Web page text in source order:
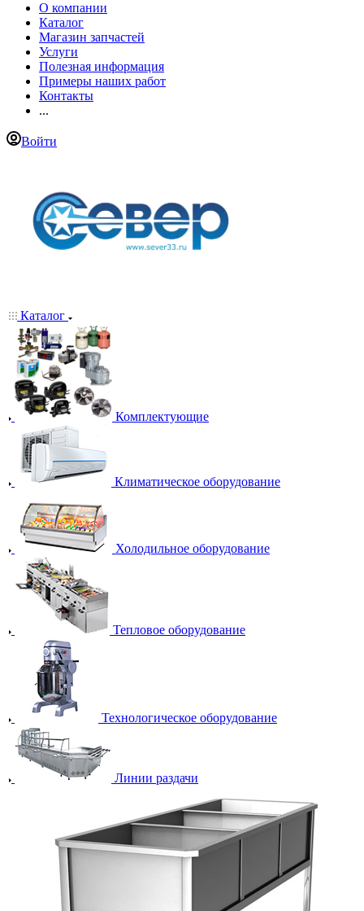
О компании
Каталог
Магазин запчастей
Услуги
Полезная информация
Примеры наших работ
Контакты
...
Войти
Каталог
Комплектующие
Климатическое оборудование
Холодильное оборудование
Тепловое оборудование
Технологическое оборудование
Линии раздачи